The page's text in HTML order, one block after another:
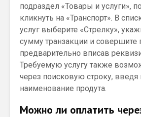
подраздел «Товары и услуги»,
кликнуть на «Транспорт». В
услуг выберите «Стрелку»,
сумму транзакции и совершите
предварительно вписав
Требуемую услугу также
через поисковую строку, введя
наименование продута.
Можно ли оплатить